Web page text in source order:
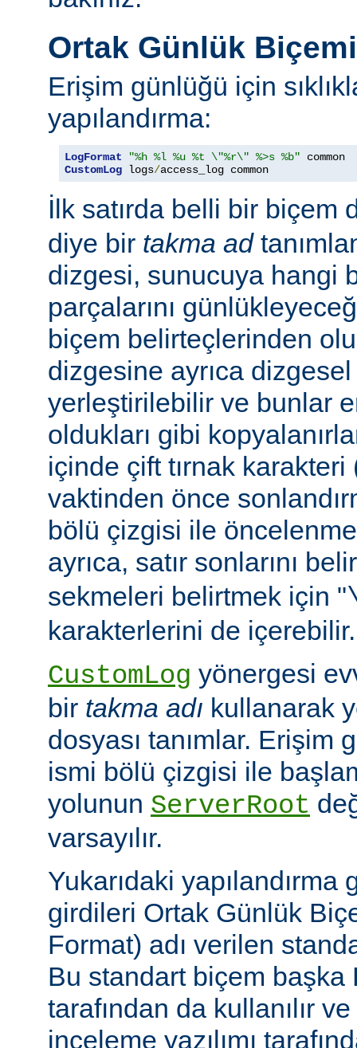
Ortak Günlük
Erişim günlüğü için
yapılandırma:
LogFormat "%h %l %u %t \"%r\" %>s %b"
CustomLog logs/access_log common
İlk satırda belli bir biçem
diye bir takma ad
dizgesi, sunucuya hangi
parçalarını
biçem belirteçlerinden
dizgesine ayrıca
yerleştirilebilir ve bunlar
oldukları gibi
içinde çift tırnak
vaktinden önce
bölü çizgisi ile
ayrıca, satır sonlarını
sekmeleri belirtmek için "
karakterlerini de içerebilir.
CustomLog yönergesi
bir takma adı kullanarak
dosyası tanımlar. Erişim
ismi bölü çizgisi ile
yolunun ServerRoot
varsayılır.
Yukarıdaki yapılandırma
girdileri Ortak Günlük
Format) adı verilen
Bu standart biçem başka
tarafından da kullanılır
inceleme yazılımı